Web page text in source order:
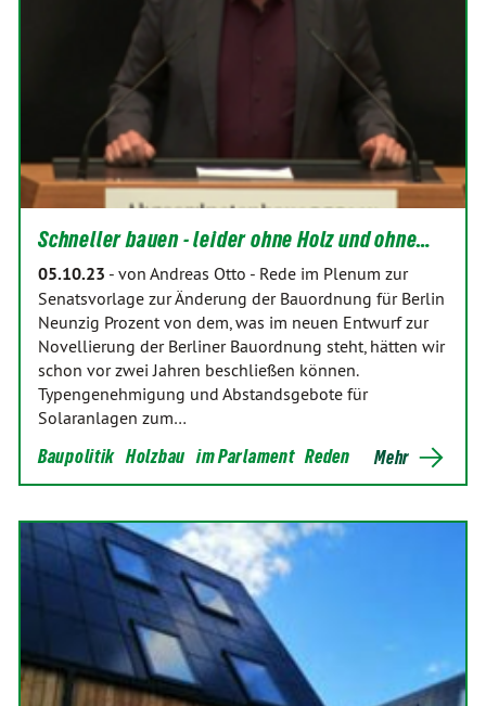
Schneller bauen - leider ohne Holz und ohne…
05.10.23 - von Andreas Otto - Rede im Plenum zur
Senatsvorlage zur Änderung der Bauordnung für Berlin
Neunzig Prozent von dem, was im neuen Entwurf zur
Novellierung der Berliner Bauordnung steht, hätten wir
schon vor zwei Jahren beschließen können.
Typengenehmigung und Abstandsgebote für
Solaranlagen zum…
Baupolitik Holzbau im Parlament Reden Mehr